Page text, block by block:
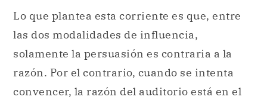
Lo que plantea esta corriente es que, entre
las dos modalidades de influencia,
solamente la persuasión es contraria a la
razón. Por el contrario, cuando se intenta
convencer, la razón del auditorio está en el